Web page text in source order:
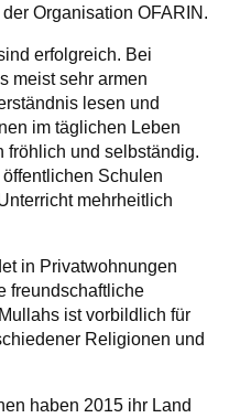
Organisation OFARIN.
erfolgreich. Bei
meist sehr armen
lesen und
im täglichen Leben
fröhlich und selbständig.
Schulen
mehrheitlich
in Privatwohnungen
freundschaftliche
ist vorbildlich für
Religionen und
haben 2015 ihr Land